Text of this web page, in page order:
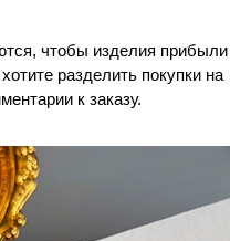
чтобы изделия прибыли
разделить покупки на
к заказу.